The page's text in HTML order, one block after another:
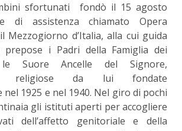
sfortunati fondò il 15 agosto
di assistenza chiamato Opera
Mezzogiorno d’Italia, alla cui guida
prepose i Padri della Famiglia dei
Suore Ancelle del Signore,
religiose da lui fondate
1925 e nel 1940. Nel giro di pochi
gli istituti aperti per accogliere
dell’affetto genitoriale e della